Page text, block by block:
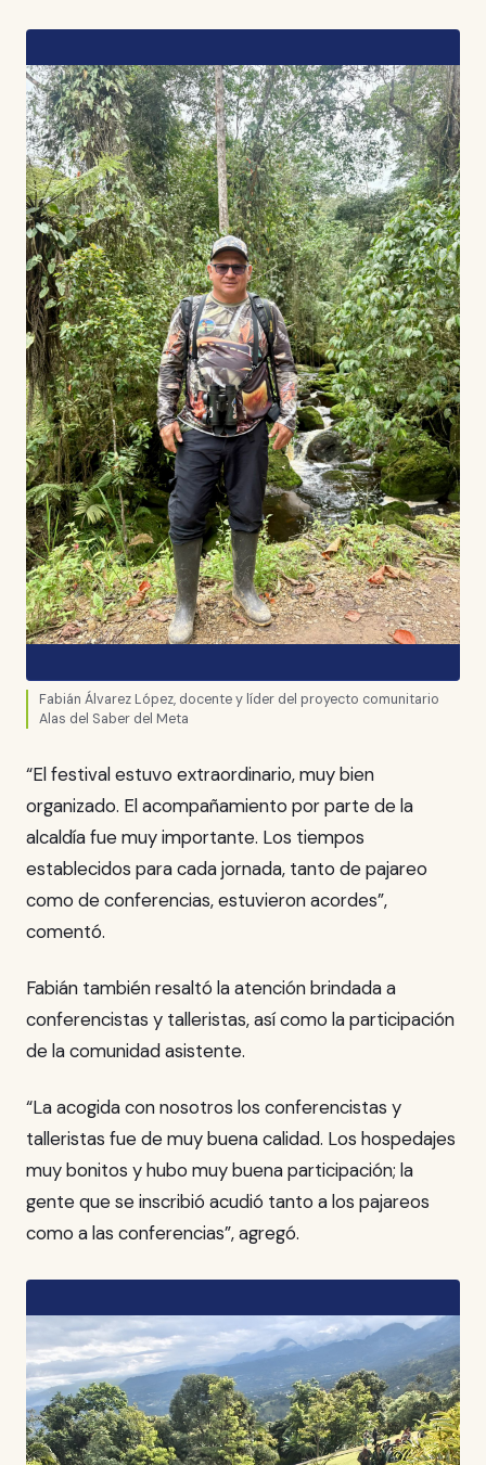
Fabián Álvarez López, docente y líder del proyecto comunitario
Alas del Saber del Meta
“El festival estuvo extraordinario, muy bien
organizado. El acompañamiento por parte de la
alcaldía fue muy importante. Los tiempos
establecidos para cada jornada, tanto de pajareo
como de conferencias, estuvieron acordes”,
comentó.
Fabián también resaltó la atención brindada a
conferencistas y talleristas, así como la participación
de la comunidad asistente.
“La acogida con nosotros los conferencistas y
talleristas fue de muy buena calidad. Los hospedajes
muy bonitos y hubo muy buena participación; la
gente que se inscribió acudió tanto a los pajareos
como a las conferencias”, agregó.